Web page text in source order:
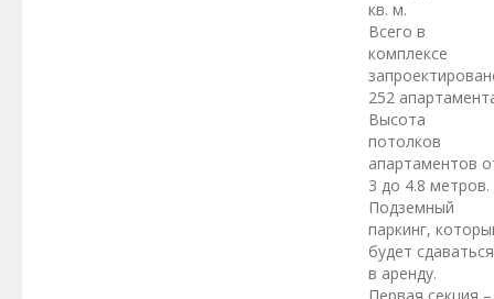
кв. м.
Всего в
комплексе
252
Высота
потолков
апартаментов
3 до 4.8 метров.
Подземный
паркинг,
будет сдаваться
в аренду.